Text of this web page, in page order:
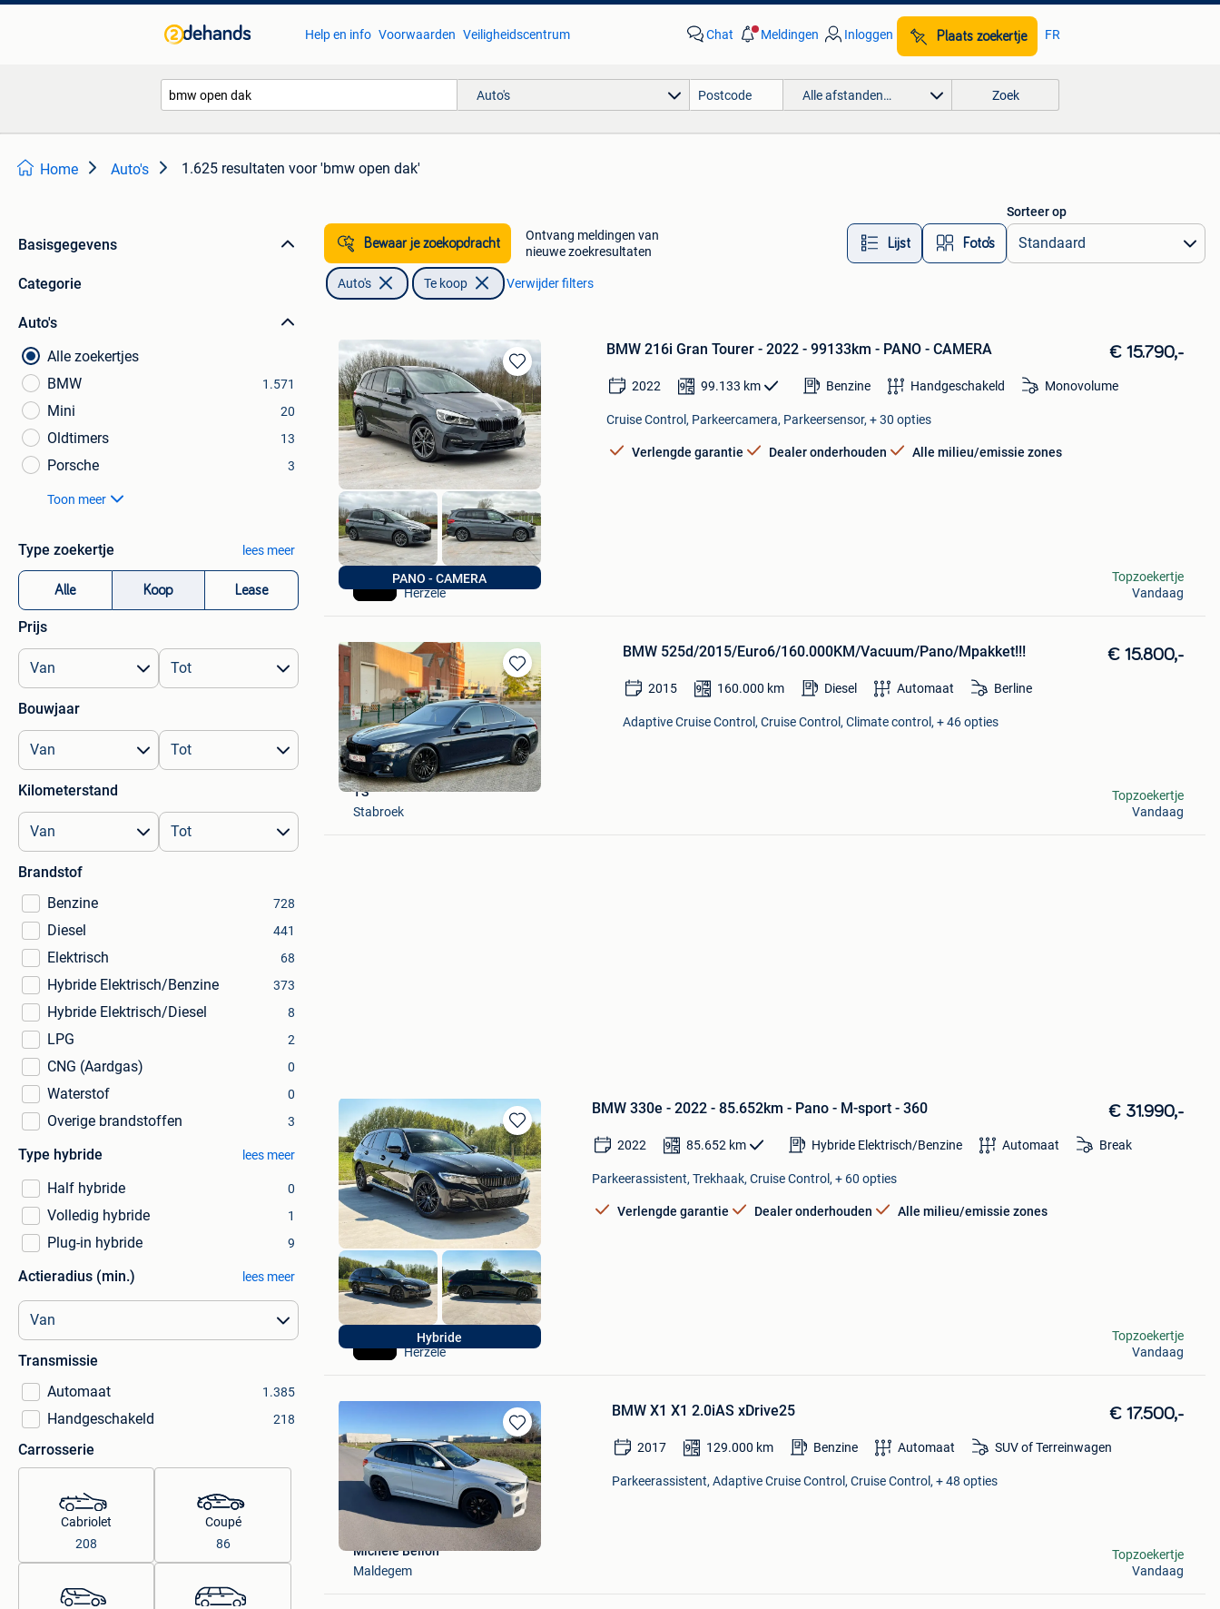
Help en info Voorwaarden Veiligheidscentrum Chat Meldingen Inloggen Plaats zoekertje FR
Auto's Alle afstanden… Zoek
Home Auto's 1.625 resultaten voor 'bmw open dak'
Basisgegevens
Categorie
Auto's
Alle zoekertjes
BMW
1.571
Mini 20
Oldtimers 13
Porsche 3
Toon meer
Type zoekertje lees meer
Alle Koop Lease
Prijs
Bouwjaar
Kilometerstand
Brandstof
Benzine
728
Diesel 441
Elektrisch 68
Hybride Elektrisch/Benzine 373
Hybride Elektrisch/Diesel 8
LPG 2
CNG (Aardgas) 0
Waterstof 0
Overige brandstoffen 3
Type hybride lees meer
Half hybride 0
Volledig hybride 1
Plug-in hybride 9
Actieradius (min.) lees meer
Transmissie
Automaat
1.385
Handgeschakeld 218
Carrosserie
Cabriolet
208
Coupé
86
Bewaar je zoekopdracht
Ontvang meldingen van
nieuwe zoekresultaten
Lijst Foto’s
Sorteer op
Auto's Te koop Verwijder filters
Bewaren
in
Mijn
Favorieten
PANO - CAMERA
BMW 216i Gran Tourer - 2022 - 99133km - PANO - CAMERA € 15.790,-
2022 99.133 km Benzine Handgeschakeld Monovolume
Cruise Control, Parkeercamera, Parkeersensor, + 30 opties
Verlengde garantie Dealer onderhouden Alle milieu/emissie zones
JV automotive
Herzele
Topzoekertje
Vandaag
Bewaren
in
Mijn
Favorieten
BMW 525d/2015/Euro6/160.000KM/Vacuum/Pano/Mpakket!!! € 15.800,-
2015 160.000 km Diesel Automaat Berline
Adaptive Cruise Control, Cruise Control, Climate control, + 46 opties
TS
Stabroek
Topzoekertje
Vandaag
Bewaren
in
Mijn
Favorieten
Hybride
BMW 330e - 2022 - 85.652km - Pano - M-sport - 360 € 31.990,-
2022 85.652 km Hybride Elektrisch/Benzine Automaat Break
Parkeerassistent, Trekhaak, Cruise Control, + 60 opties
Verlengde garantie Dealer onderhouden Alle milieu/emissie zones
JV automotive
Herzele
Topzoekertje
Vandaag
Bewaren
in
Mijn
Favorieten
BMW X1 X1 2.0iAS xDrive25 € 17.500,-
2017 129.000 km Benzine Automaat SUV of Terreinwagen
Parkeerassistent, Adaptive Cruise Control, Cruise Control, + 48 opties
Michèle Bellon
Maldegem
Topzoekertje
Vandaag